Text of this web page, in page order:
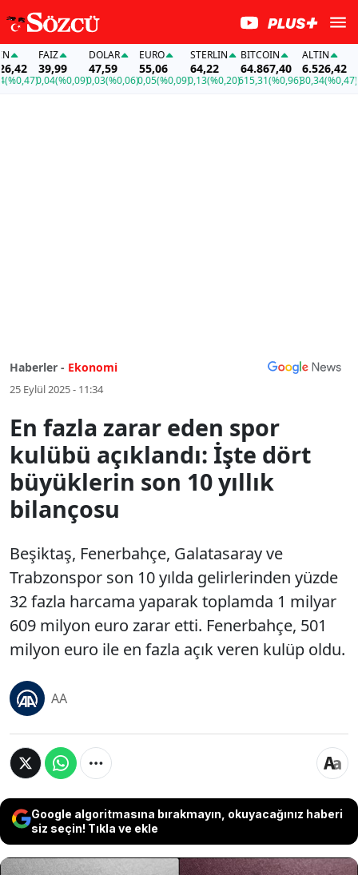
FAİZ
39,99
0,04(%0,09)
DOLAR
47,59
0,03(%0,06)
EURO
55,06
0,05(%0,09)
STERLIN
64,22
0,13(%0,20)
BITCOIN
64.867,40
615,31(%0,96)
ALTIN
6.526,42
30,34(%0,47)
FAİZ
0,04
Haberler - Ekonomi
25 Eylül 2025 - 11:34
En fazla zarar eden spor
kulübü açıklandı: İşte dört
büyüklerin son 10 yıllık
bilançosu
Beşiktaş, Fenerbahçe, Galatasaray ve
Trabzonspor son 10 yılda gelirlerinden yüzde
32 fazla harcama yaparak toplamda 1 milyar
609 milyon euro zarar etti. Fenerbahçe, 501
milyon euro ile en fazla açık veren kulüp oldu.
AA
Google algoritmasına bırakmayın, okuyacağınız haberi
siz seçin! Tıkla ve ekle